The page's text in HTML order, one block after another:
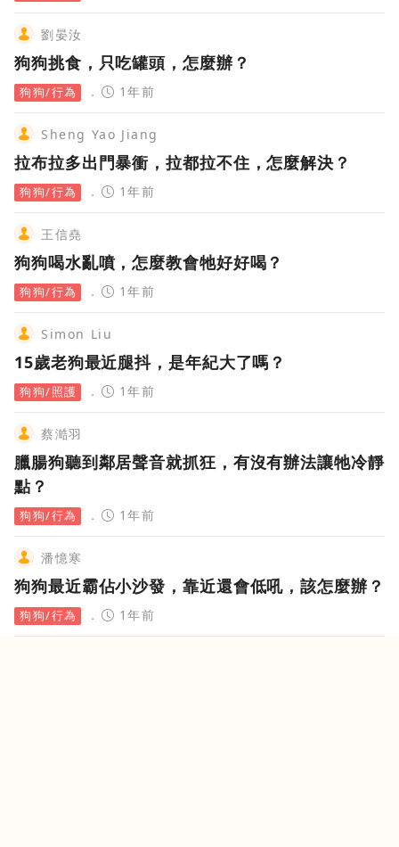
劉晏汝
狗狗挑食，只吃罐頭，怎麼辦？
狗狗/行為 1年前
Sheng Yao Jiang
拉布拉多出門暴衝，拉都拉不住，怎麼解決？
狗狗/行為 1年前
王信堯
狗狗喝水亂噴，怎麼教會牠好好喝？
狗狗/行為 1年前
Simon Liu
15歲老狗最近腿抖，是年紀大了嗎？
狗狗/照護 1年前
蔡澔羽
臘腸狗聽到鄰居聲音就抓狂，有沒有辦法讓牠冷靜
點？
狗狗/行為 1年前
潘憶寒
狗狗最近霸佔小沙發，靠近還會低吼，該怎麼辦？
狗狗/行為 1年前